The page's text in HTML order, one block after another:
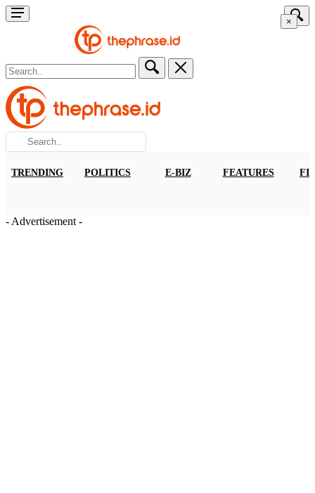
×
TRENDING POLITICS E-BIZ FEATURES
- Advertisement -